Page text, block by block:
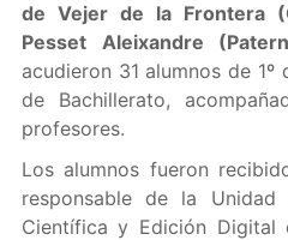
de Vejer de la Frontera
Pesset Aleixandre
acudieron 31 alumnos de 1º
de Bachillerato,
profesores.
Los alumnos fueron
responsable de la Unidad
Científica y Edición Digital